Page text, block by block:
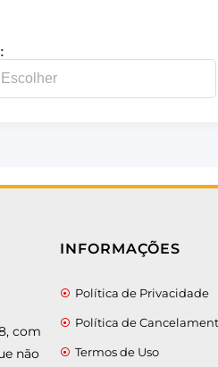
com
não
INFORMAÇÕES
Política de Privacidade
Política de
Termos de Uso